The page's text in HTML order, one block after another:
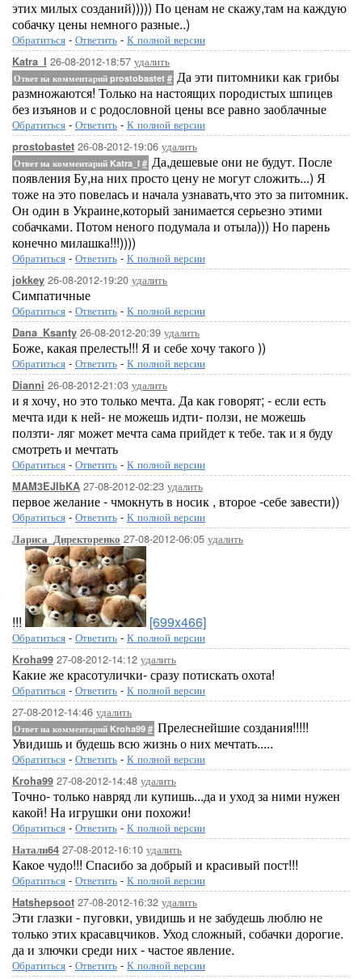
этих милых созданий))))) По ценам не скажу,там на каждую
собачку цены немного разные..)
Обратиться - Ответить - К полной версии
Katra_I 26-08-2012-18:57 удалить
Ответ на комментарий prostobastet # Да эти питомники как грибы
размножаются! Только на настоящих породистых шпицев
без изъянов и с родословной цены все равно заоблачные
Обратиться - Ответить - К полной версии
prostobastet 26-08-2012-19:06 удалить
Ответ на комментарий Katra_I # Да,дешевые они не будут. После
появления Бу,на них просто цену не могут сложить...) Я
тоже на это повелась и начала узнавать,что это за питомник.
Он один в Украине,который занимается серьезно этими
собачками. Потом неного подумала и отыла))) Но парень
конечно милашка!!!))))
Обратиться - Ответить - К полной версии
jokkey 26-08-2012-19:20 удалить
Симпатичные
Обратиться - Ответить - К полной версии
Dana_Ksanty 26-08-2012-20:39 удалить
Боже, какая прелесть!!! Я и себе хочу такого ))
Обратиться - Ответить - К полной версии
Dianni 26-08-2012-21:03 удалить
и я хочу, но это только мечта. Да как говорят; - если есть
мечта иди к ней- не можешь идти- ползи, не можешь
ползти- ляг может мечта сама прийдет к тебе. так и я буду
смотреть и мечтать
Обратиться - Ответить - К полной версии
MAM3EJIbKA 27-08-2012-02:23 удалить
первое желание - чмокнуть в носик , второе -себе завести))
Обратиться - Ответить - К полной версии
Лариса_Директоренко 27-08-2012-06:05 удалить
!!! [699x466]
Обратиться - Ответить - К полной версии
Kroha99 27-08-2012-14:12 удалить
Какие же красотулички- сразу потискать охота!
Обратиться - Ответить - К полной версии
27-08-2012-14:46 удалить
Ответ на комментарий Kroha99 # Прелеснейшие создания!!!!!
Увидишь и будешь всю жизнь о них мечтать.....
Обратиться - Ответить - К полной версии
Kroha99 27-08-2012-14:48 удалить
Точно- только навряд ли купишь...да и уход за ними нужен
какой! На игрушки они похожи!
Обратиться - Ответить - К полной версии
Натали64 27-08-2012-16:10 удалить
Какое чудо!!! Спасибо за добрый и красивый пост!!!
Обратиться - Ответить - К полной версии
Hatshepsoot 27-08-2012-16:32 удалить
Эти глазки - пуговки, увидишь и не забудешь люблю не
только этих красавцчиков. Уход сложный, собачки дорогие.
да и злючки среди них - частое явление.
Обратиться - Ответить - К полной версии